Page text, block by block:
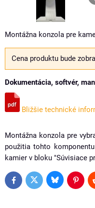
Montážna konzola pre
Cena produktu bude
Dokumentácia, softvér,
Bližšie technické
Montážna konzola pre
použitia tohto
kamier v bloku "Súvisiace
FacebookTwitter Bluesky